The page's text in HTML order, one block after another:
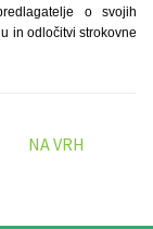
o svojih
in odločitvi strokovne
NA VRH